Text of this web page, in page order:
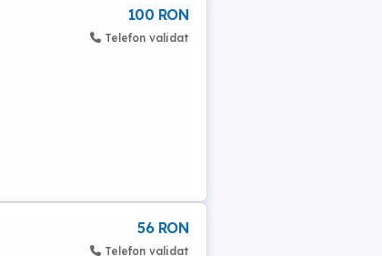
100 RON
Telefon validat
56 RON
Telefon validat